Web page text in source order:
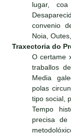
lugar,
convenio
Noia,
Traxectoria do
O certame
traballos
Media
polas
tipo social,
Tempo
precisa de